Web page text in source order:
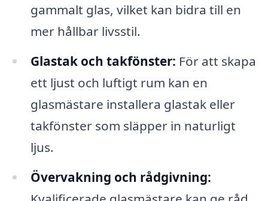
gammalt glas, vilket kan bidra till en
mer hållbar livsstil.
Glastak och takfönster: För att skapa
ett ljust och luftigt rum kan en
glasmästare installera glastak eller
takfönster som släpper in naturligt
ljus.
Övervakning och rådgivning: